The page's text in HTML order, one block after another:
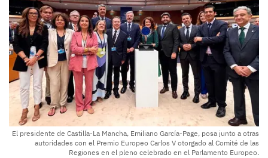
El presidente de Castilla-La Mancha, Emiliano García-Page, posa junto a otras
autoridades con el Premio Europeo Carlos V otorgado al Comité de las
Regiones en el pleno celebrado en el Parlamento Europeo.